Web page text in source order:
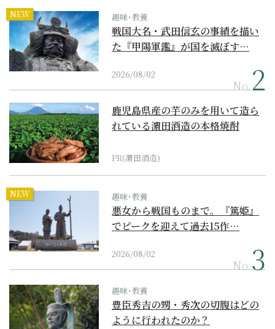
NEW 趣味･教養
戦国大名・武田信玄の事績を描い
た『甲陽軍鑑』が国を滅ぼす…
2026/08/02
No.
鹿児島県産の芋のみを用いて造ら
れている濵田酒造の本格焼酎
PR(濵田酒造)
NEW 趣味･教養
悪女から戦国ものまで。『篤姫』
でピークを迎えて過去15作…
2026/08/02
No.
趣味･教養
豊臣秀吉の甥・秀次の切腹はどの
ように行われたのか？